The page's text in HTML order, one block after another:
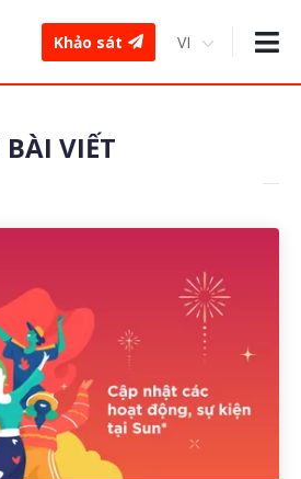
Khảo sát
VIẾT